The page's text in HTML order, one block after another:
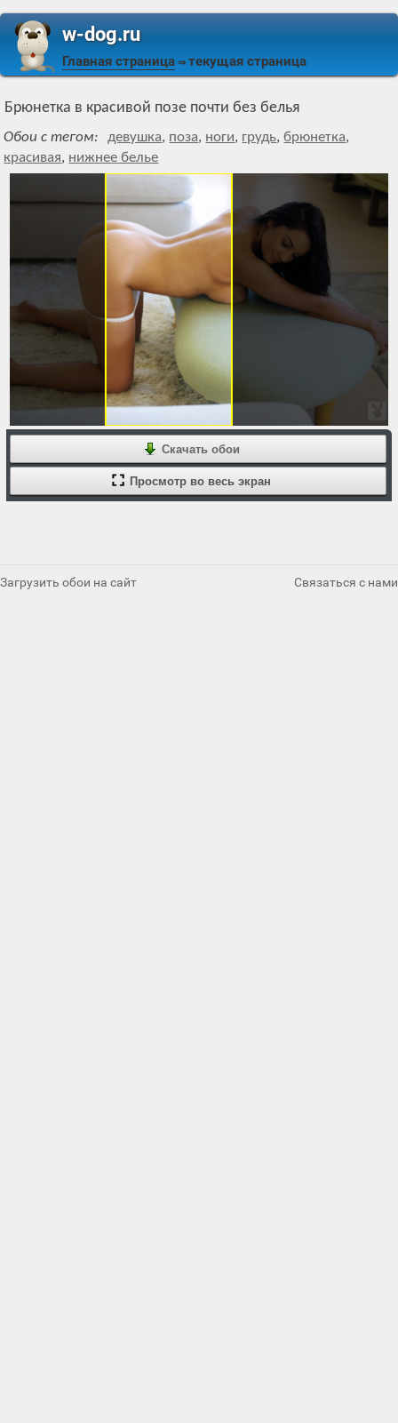
w-dog.ru
Главная страница ⇒ текущая страница
Брюнетка в красивой позе почти без белья
Обои с тегом: девушка, поза, ноги, грудь,брюнетка,
красивая, нижнее белье
Скачать обои
Просмотр во весь экран
Загрузить обои на сайт Связаться с нами